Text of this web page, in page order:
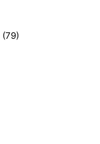
(79)